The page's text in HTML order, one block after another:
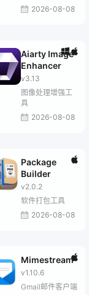
2026-08-08
Aiarty Image
Enhancer
v3.13
图像处理增强工
具
2026-08-08
Package
Builder
v2.0.2
软件打包工具
2026-08-08
Mimestream
v1.10.6
Gmail邮件客户端